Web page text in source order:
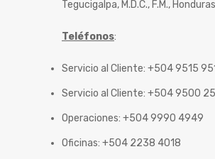
Tegucigalpa, M.D.C., F.M., Honduras
Teléfonos:
Servicio al Cliente: +504 9515
Servicio al Cliente: +504 9500
Operaciones: +504 9990 4949
Oficinas: +504 2238 4018